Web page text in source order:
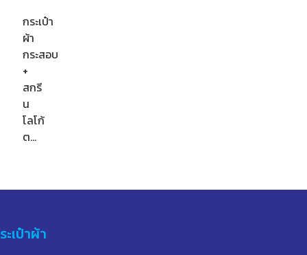
กระเป๋า
ผ้า
กระสอบ
+
สกรี
น
โลโก้
ต…
ะเป๋าผ้า